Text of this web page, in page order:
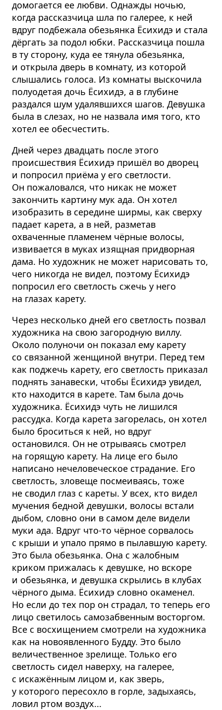
домогается ее любви. Однажды ночью,
когда рассказчица шла по галерее, к ней
вдруг подбежала обезьянка Ёсихидэ и стала
дёргать за подол юбки. Рассказчица пошла
в ту сторону, куда ее тянула обезьянка,
и открыла дверь в комнату, из которой
слышались голоса. Из комнаты выскочила
полуодетая дочь Ёсихидэ, а в глубине
раздался шум удалявшихся шагов. Девушка
была в слезах, но не назвала имя того, кто
хотел ее обесчестить.
Дней через двадцать после этого
происшествия Ёсихидэ пришёл во дворец
и попросил приёма у его светлости.
Он пожаловался, что никак не может
закончить картину мук ада. Он хотел
изобразить в середине ширмы, как сверху
падает карета, а в ней, разметав
охваченные пламенем чёрные волосы,
извивается в муках изящная придворная
дама. Но художник не может нарисовать то,
чего никогда не видел, поэтому Ёсихидэ
попросил его светлость сжечь у него
на глазах карету.
Через несколько дней его светлость позвал
художника на свою загородную виллу.
Около полуночи он показал ему карету
со связанной женщиной внутри. Перед тем
как поджечь карету, его светлость приказал
поднять занавески, чтобы Ёсихидэ увидел,
кто находится в карете. Там была дочь
художника. Ёсихидэ чуть не лишился
рассудка. Когда карета загорелась, он хотел
было броситься к ней, но вдруг
остановился. Он не отрываясь смотрел
на горящую карету. На лице его было
написано нечеловеческое страдание. Его
светлость, зловеще посмеиваясь, тоже
не сводил глаз с кареты. У всех, кто видел
мучения бедной девушки, волосы встали
дыбом, словно они в самом деле видели
муки ада. Вдруг что-то чёрное сорвалось
с крыши и упало прямо в пылавшую карету.
Это была обезьянка. Она с жалобным
криком прижалась к девушке, но вскоре
и обезьянка, и девушка скрылись в клубах
чёрного дыма. Ёсихидэ словно окаменел.
Но если до тех пор он страдал, то теперь его
лицо светилось самозабвенным восторгом.
Все с восхищением смотрели на художника
как на новоявленного Будду. Это было
величественное зрелище. Только его
светлость сидел наверху, на галерее,
с искажённым лицом и, как зверь,
у которого пересохло в горле, задыхаясь,
ловил ртом воздух...